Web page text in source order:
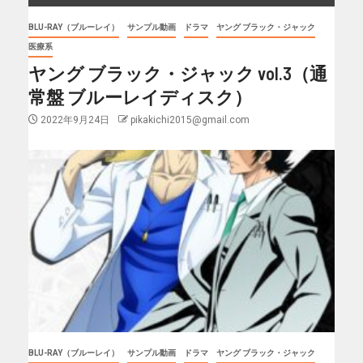
BLU-RAY（ブルーレイ） サンプル動画 ドラマ ヤング ブラック・ジャック
医療系
ヤング ブラック・ジャック vol.3（通
常盤 ブルーレイディスク）
2022年9月24日 pikakichi2015@gmail.com
BLU-RAY（ブルーレイ） サンプル動画 ドラマ ヤング ブラック・ジャック